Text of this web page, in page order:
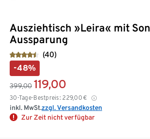
Ausziehtisch »Leira« mit
Aussparung
(40)
-48%
399,00 119,00
30-Tage-Bestpreis: 229,00 €
inkl. MwSt.zzgl. Versandkosten
Zur Zeit nicht verfügbar